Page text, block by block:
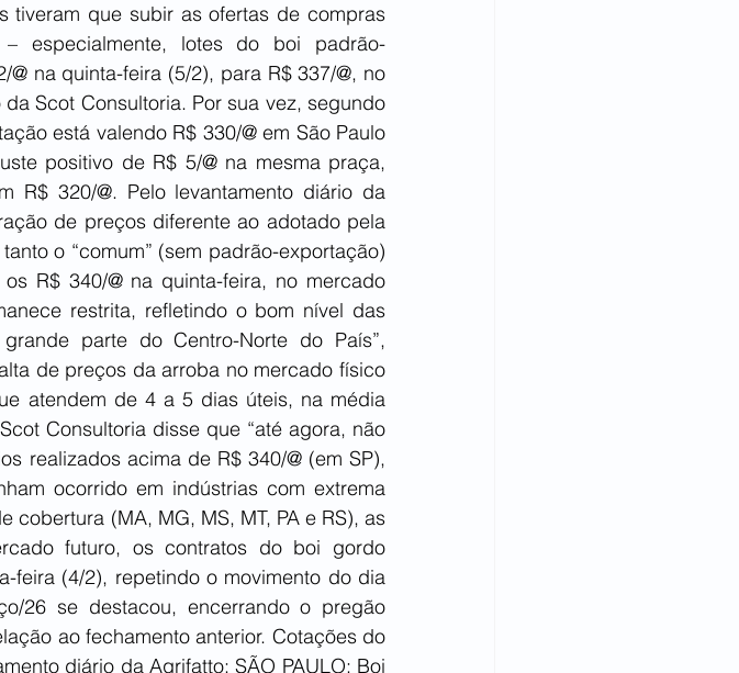
tiveram que subir as ofertas de compras
especialmente, lotes do boi padrão-
na quinta-feira (5/2), para R$ 337/@, no
Scot Consultoria. Por sua vez, segundo
está valendo R$ 330/@ em São Paulo
positivo de R$ 5/@ na mesma praça,
R$ 320/@. Pelo levantamento diário da
de preços diferente ao adotado pela
o “comum” (sem padrão-exportação)
R$ 340/@ na quinta-feira, no mercado
restrita, refletindo o bom nível das
parte do Centro-Norte do País”,
de preços da arroba no mercado físico
atendem de 4 a 5 dias úteis, na média
Consultoria disse que “até agora, não
realizados acima de R$ 340/@ (em SP),
ocorrido em indústrias com extrema
cobertura (MA, MG, MS, MT, PA e RS), as
futuro, os contratos do boi gordo
feira (4/2), repetindo o movimento do dia
26 se destacou, encerrando o pregão
ao fechamento anterior. Cotações do
diário da Agrifatto: SÃO PAULO: Boi